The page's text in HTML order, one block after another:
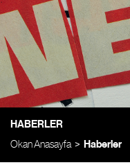
HABERLER
Okan Anasayfa Haberler